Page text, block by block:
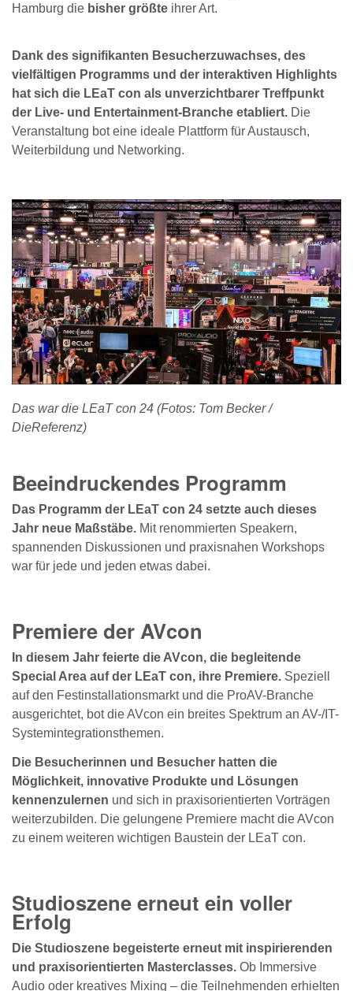
Hamburg die bisher größte ihrer Art.
Dank des signifikanten Besucherzuwachses, des
vielfältigen Programms und der interaktiven Highlights
hat sich die LEaT con als unverzichtbarer Treffpunkt
der Live- und Entertainment-Branche etabliert. Die
Veranstaltung bot eine ideale Plattform für Austausch,
Weiterbildung und Networking.
Das war die LEaT con 24 (Fotos: Tom Becker /
DieReferenz)
Beeindruckendes Programm
Das Programm der LEaT con 24 setzte auch dieses
Jahr neue Maßstäbe. Mit renommierten Speakern,
spannenden Diskussionen und praxisnahen Workshops
war für jede und jeden etwas dabei.
Premiere der AVcon
In diesem Jahr feierte die AVcon, die begleitende
Special Area auf der LEaT con, ihre Premiere. Speziell
auf den Festinstallationsmarkt und die ProAV-Branche
ausgerichtet, bot die AVcon ein breites Spektrum an AV-/IT-
Systemintegrationsthemen.
Die Besucherinnen und Besucher hatten die
Möglichkeit, innovative Produkte und Lösungen
kennenzulernen und sich in praxisorientierten Vorträgen
weiterzubilden. Die gelungene Premiere macht die AVcon
zu einem weiteren wichtigen Baustein der LEaT con.
Studioszene erneut ein voller
Erfolg
Die Studioszene begeisterte erneut mit inspirierenden
und praxisorientierten Masterclasses. Ob Immersive
Audio oder kreatives Mixing – die Teilnehmenden erhielten